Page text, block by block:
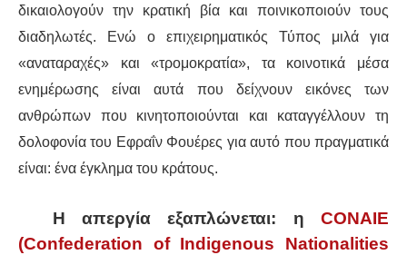
δικαιολογούν την κρατική βία και ποινικοποιούν τους
διαδηλωτές. Ενώ ο επιχειρηματικός Τύπος μιλά για
«αναταραχές» και «τρομοκρατία», τα κοινοτικά μέσα
ενημέρωσης είναι αυτά που δείχνουν εικόνες των
ανθρώπων που κινητοποιούνται και καταγγέλλουν τη
δολοφονία του Εφραΐν Φουέρες για αυτό που πραγματικά
είναι: ένα έγκλημα του κράτους.
Η απεργία εξαπλώνεται: η CONAIE
(Confederation of Indigenous Nationalities